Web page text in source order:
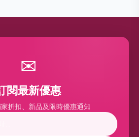
✉
閱最新優惠
折扣、新品及限時優惠通知